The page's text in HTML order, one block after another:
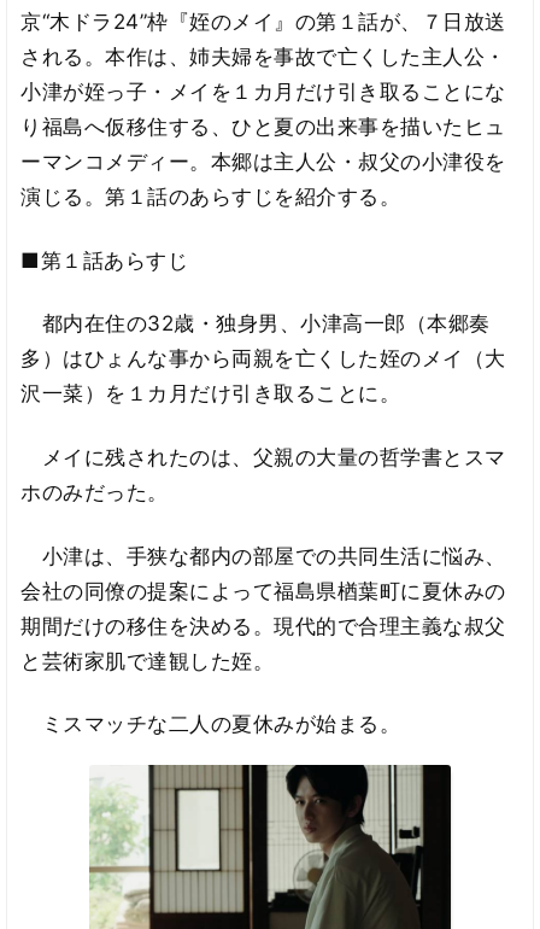
京“木ドラ24”枠『姪のメイ』の第１話が、７日放送
される。本作は、姉夫婦を事故で亡くした主人公・
小津が姪っ子・メイを１カ月だけ引き取ることにな
り福島へ仮移住する、ひと夏の出来事を描いたヒュ
ーマンコメディー。本郷は主人公・叔父の小津役を
演じる。第１話のあらすじを紹介する。
■第１話あらすじ
都内在住の32歳・独身男、小津高一郎（本郷奏
多）はひょんな事から両親を亡くした姪のメイ（大
沢一菜）を１カ月だけ引き取ることに。
メイに残されたのは、父親の大量の哲学書とスマ
ホのみだった。
小津は、手狭な都内の部屋での共同生活に悩み、
会社の同僚の提案によって福島県楢葉町に夏休みの
期間だけの移住を決める。現代的で合理主義な叔父
と芸術家肌で達観した姪。
ミスマッチな二人の夏休みが始まる。